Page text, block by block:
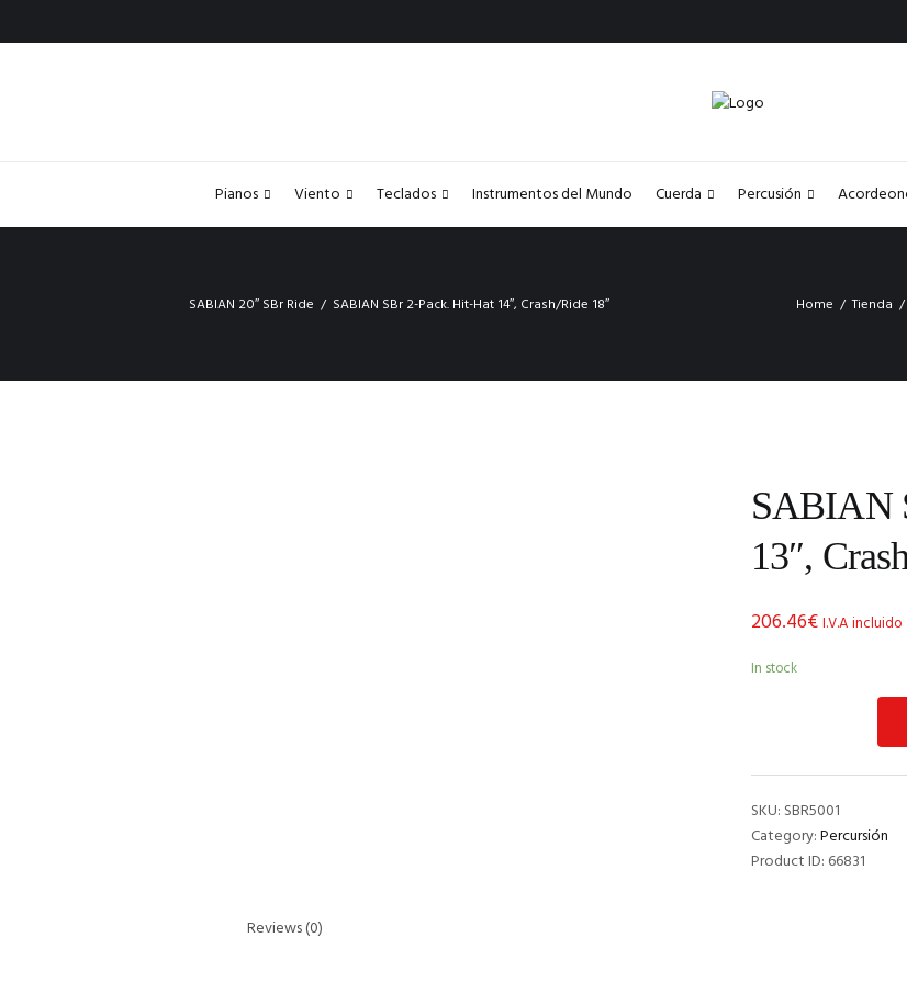
Pianos Viento Teclados Instrumentos del Mundo Cuerda Percusión
SABIAN 20″ SBr Ride SABIAN SBr 2-Pack. Hit-Hat 14″, Crash/Ride 18″ Home Tienda
SABIAN
13″,
206.46€I.V.A incluido
In stock
Pack.
Hit-
Hat
13",
SKU: SBR5001
Category:Percursión
Product ID: 66831
Reviews (0)